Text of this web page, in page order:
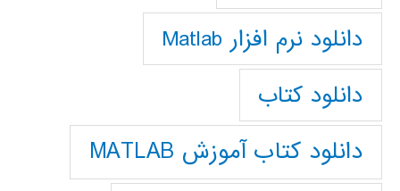
دانلود نرم افزار Matlab
دانلود کتاب
دانلود کتاب آموزش MATLAB